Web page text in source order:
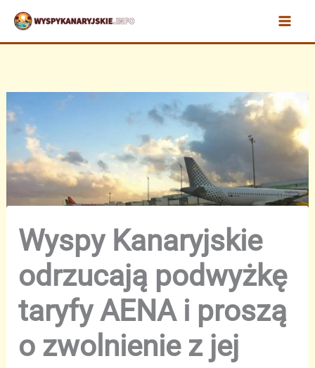
Przejdź
treści
Wyspy Kanaryjskie
odrzucają podwyżkę
taryfy AENA i proszą
o zwolnienie z jej